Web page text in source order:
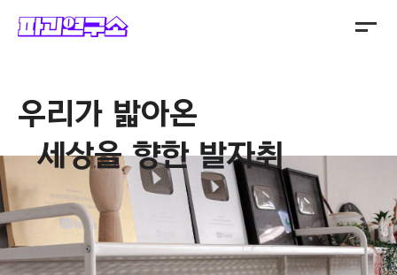
History
우리가 밟아온
세상을 향한 발자취